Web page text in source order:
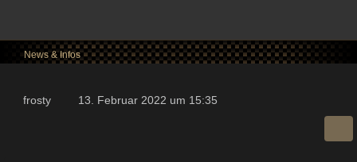
News & Infos
frosty 13. Februar 2022 um 15:35